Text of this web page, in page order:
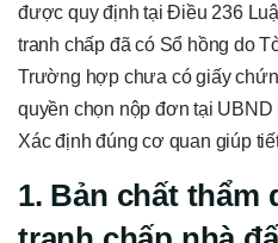
được quy định tại Điều 236
tranh chấp đã có Sổ hồng do
Trường hợp chưa có giấy
quyền chọn nộp đơn tại
Xác định đúng cơ quan giúp
1. Bản chất thẩm